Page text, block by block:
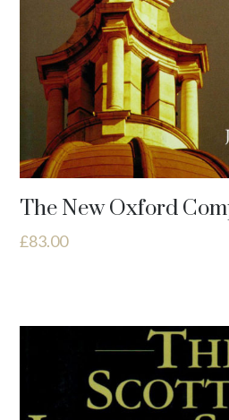
The New Oxford
£83.00